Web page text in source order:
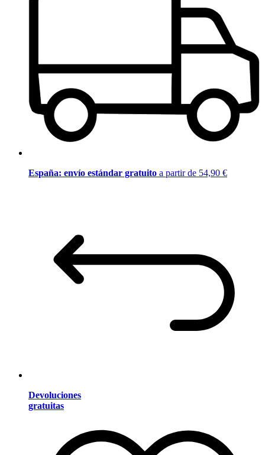
España: envío estándar gratuito a partir de 54,90 €
Devoluciones
gratuitas